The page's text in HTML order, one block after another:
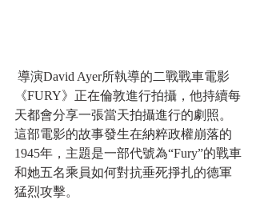
《FURY》正在倫敦進行拍攝，他持續每
天都會分享一張當天拍攝進行的劇照。
這部電影的故事發生在納粹政權崩落的
1945年，主題是一部代號為“Fury”的戰車
和她五名乘員如何對抗垂死掙扎的德軍
猛烈攻擊。